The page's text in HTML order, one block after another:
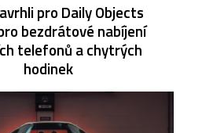
pro Daily Objects
bezdrátové nabíjení
telefonů a chytrých
hodinek